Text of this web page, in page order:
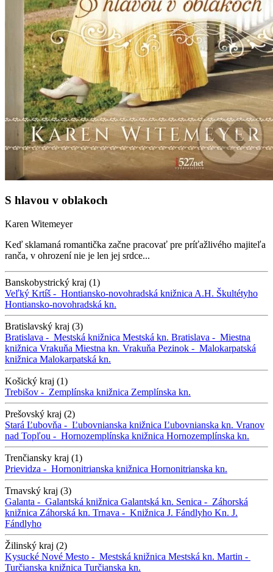
S hlavou v oblakoch
Karen Witemeyer
Keď sklamaná romantička začne pracovať pre príťažlivého majiteľa
ranča, v ohrození nie je len jej srdce...
Banskobystrický kraj (1)
Veľký Krtíš - Hontiansko-novohradská knižnica A.H. Škultétyho
Hontiansko-novohradská kn.
Bratislavský kraj (3)
Bratislava - Mestská knižnica Mestská kn. Bratislava - Miestna
knižnica Vrakuňa Miestna kn. Vrakuňa Pezinok - Malokarpatská
knižnica Malokarpatská kn.
Košický kraj (1)
Trebišov - Zemplínska knižnica Zemplínska kn.
Prešovský kraj (2)
Stará Ľubovňa - Ľubovnianska knižnica Ľubovnianska kn. Vranov
nad Topľou - Hornozemplínska knižnica Hornozemplínska kn.
Trenčiansky kraj (1)
Prievidza - Hornonitrianska knižnica Hornonitrianska kn.
Trnavský kraj (3)
Galanta - Galantská knižnica Galantská kn. Senica - Záhorská
knižnica Záhorská kn. Trnava - Knižnica J. Fándlyho Kn. J.
Fándlyho
Žilinský kraj (2)
Kysucké Nové Mesto - Mestská knižnica Mestská kn. Martin -
Turčianska knižnica Turčianska kn.